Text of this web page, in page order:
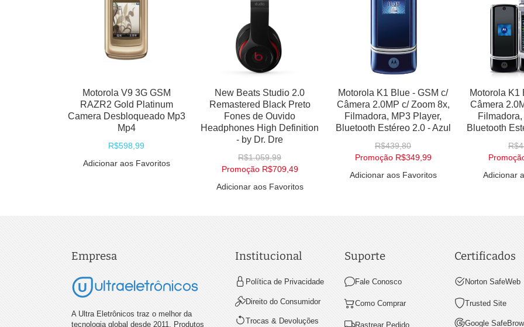
Motorola V9 3G GSM
RAZR2 Gold Platinum
Camera Desbloqueado Mp3
Mp4
R$598,99
Adicionar aos Favoritos
New Beats Studio 2.0
Remastered Black Preto
Fones de Ouvido
Headphones High Definition
- by Dr. Dre
R$1.059,99
Promoção R$709,49
Adicionar aos Favoritos
Motorola K1 Blue - GSM c/
Câmera 2.0MP c/ Zoom 8x,
Filmadora, MP3 Player,
Bluetooth Estéreo 2.0 - Azul
R$439,80
Promoção R$349,99
Adicionar aos Favoritos
Motorola K1
Câmera
Bluetooth
Adicionar
Empresa
A Ultra Eletrônicos traz o melhor da
tecnologia global desde 2011. Produtos
Institucional
Política de Privacidade
Direito do Consumidor
Trocas & Devoluções
Suporte
Fale Conosco
Como Comprar
Rastrear Pedido
Certificados
Norton SafeWeb
Trusted Site
Google